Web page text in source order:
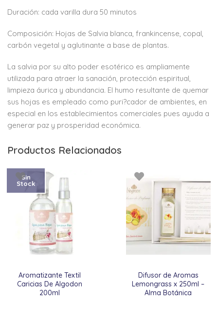
Duración: cada varilla dura 50 minutos
Composición: Hojas de Salvia blanca, frankincense, copal,
carbón vegetal y aglutinante a base de plantas.
La salvia por su alto poder esotérico es ampliamente
utilizada para atraer la sanación, protección espiritual,
limpieza áurica y abundancia. El humo resultante de quemar
sus hojas es empleado como puri?cador de ambientes, en
especial en los establecimientos comerciales pues ayuda a
generar paz y prosperidad económica.
Productos Relacionados
Aromatizante Textil
Caricias De Algodon
200ml
Sin
Stock
Difusor de Aromas
Lemongrass x 250ml –
Alma Botánica